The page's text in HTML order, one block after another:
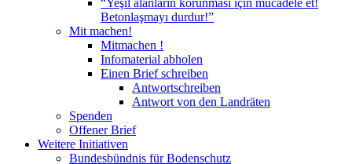
“Yeşil alanların korunması için mücadele et!
Betonlaşmayı durdur!”
Mit machen!
Mitmachen !
Infomaterial abholen
Einen Brief schreiben
Antwortschreiben
Antwort von den Landräten
Spenden
Offener Brief
Weitere Initiativen
Bundesbündnis für Bodenschutz